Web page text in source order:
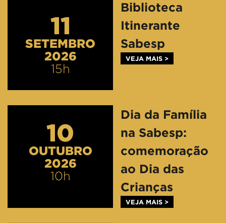
11
SETEMBRO
2026
15h
Biblioteca
Itinerante
Sabesp
VEJA MAIS >
10
OUTUBRO
2026
10h
Dia da Família
na Sabesp:
comemoração
ao Dia das
Crianças
VEJA MAIS >